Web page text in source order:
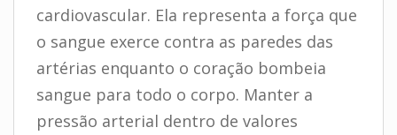
cardiovascular. Ela representa a força que
o sangue exerce contra as paredes das
artérias enquanto o coração bombeia
sangue para todo o corpo. Manter a
pressão arterial dentro de valores